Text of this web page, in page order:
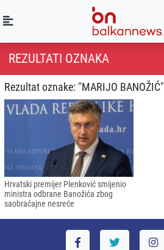
REZULTATI OZNAKA
Rezultat oznake: "MARIJO BANOŽIĆ"
Hrvatski premijer Plenković smijenio
ministra odbrane Banožića zbog
saobraćajne nesreće